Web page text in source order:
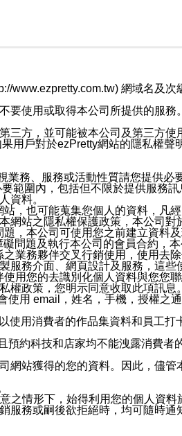
www.ezpretty.com.tw) 網域名及
要使用或取得本公司所提供的服務。
方，並可能被本公司及第三方
用戶對於ezPretty網站的隱私權
務、服務或活動性質請您提供
範圍內，包括但不限於提供服務
資料。
，也可能蒐集您個人的資料，凡
站之隱私權保護政策，本公司對
，本公司可使用您之前建立資料
題及執行本公司的會員合約，
業務夥伴交叉行銷使用，使用去
務介面、網頁設計及服務，這些
用您的去識別化個人資料與您您
政策，您明示同意收取此項訊息
用 email，姓名，手機，授權之
用消費者的作品集資料和員工打
約科技和店家均不能洩露消費
站獲得的您的資料。因此，儘
情形下，始得利用您的個人資
務或嗣後欲拒絕時，均可隨時